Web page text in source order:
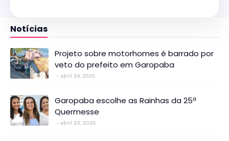
Notícias
Projeto sobre motorhomes é barrado por
veto do prefeito em Garopaba
abril 24, 2025
Garopaba escolhe as Rainhas da 25ª
Quermesse
abril 23, 2025